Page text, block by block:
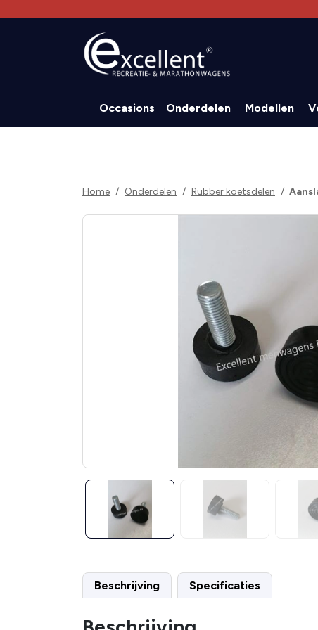
Occasions Onderdelen Modellen
Home Onderdelen Rubber koetsdelen
Beschrijving Specificaties